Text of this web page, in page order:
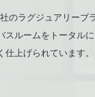
のラグジュアリーブ
ルームをトータル
上げられています。